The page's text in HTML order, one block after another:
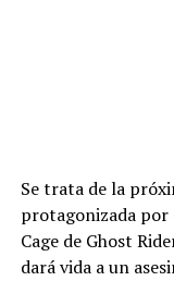
Se trata de la
protagonizada
Cage de Ghost
dará vida a un